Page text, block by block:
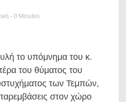
- 0 Minutes
το υπόμνημα του κ.
του θύματος του
των Τεμπών,
στον χώρο